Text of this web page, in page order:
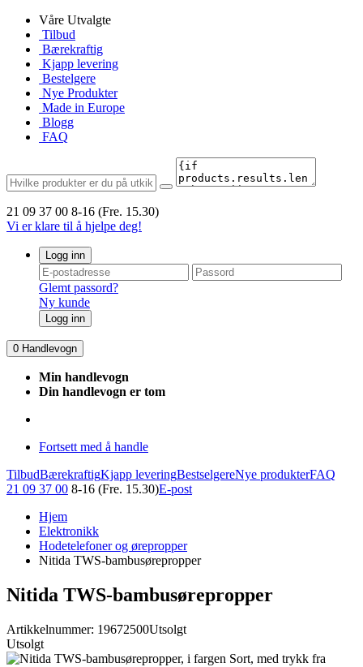
Våre Utvalgte
Tilbud
Bærekraftig
Kjapp levering
Bestelgere
Nye Produkter
Made in Europe
Blogg
FAQ
21 09 37 00 8-16 (Fre. 15.30)
Vi er klare til å hjelpe deg!
Logg inn
Glemt passord?
Ny kunde
Logg inn
0 Handlevogn
Min handlevogn
Din handlevogn er tom
Fortsett med å handle
TilbudBærekraftigKjapp leveringBestselgereNye produkterFAQ
21 09 37 00 8-16 (Fre. 15.30)E-post
Hjem
Elektronikk
Hodetelefoner og ørepropper
Nitida TWS-bambusørepropper
Nitida TWS-bambusørepropper
Artikkelnummer: 19672500Utsolgt
Utsolgt